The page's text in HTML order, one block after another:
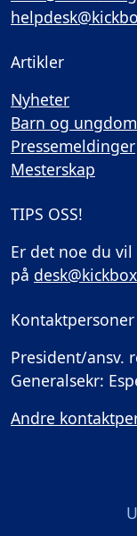
Artikler
Nyheter
Barn og ungdom
Pressemeldinger
Mesterskap
TIPS OSS!
Er det noe du vil
på
Kontaktpersoner
President/ansv.
Generalsekr:
Andre